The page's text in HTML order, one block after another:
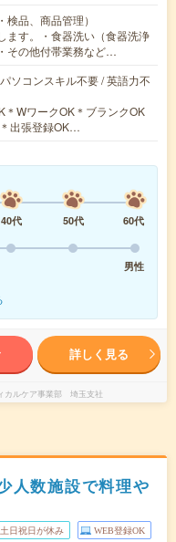
品、商品管理）
ます。・食器洗い（食器洗浄
その他付帯業務など…
ソコンスキル不要 / 英語力不
WワークOK＊ブランクOK
出張登録OK…
40代 50代
60代
男性
詳しく見る
カルケア事業部 埼玉支社
人数施設で料理や
土日祝日が休み WEB登録OK